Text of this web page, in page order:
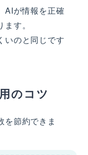
AIが情報を正確
す。
いのと同じです
のコツ
を節約できま